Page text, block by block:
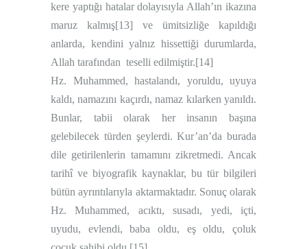
kere yaptığı hatalar dolayısıyla Allah’ın ikazına
maruz kalmış[13] ve ümitsizliğe kapıldığı
anlarda, kendini yalnız hissettiği durumlarda,
Allah tarafından teselli edilmiştir.[14]
Hz. Muhammed, hastalandı, yoruldu, uyuya
kaldı, namazını kaçırdı, namaz kılarken yanıldı.
Bunlar, tabii olarak her insanın başına
gelebilecek türden şeylerdi. Kur’an’da burada
dile getirilenlerin tamamını zikretmedi. Ancak
tarihî ve biyografik kaynaklar, bu tür bilgileri
bütün ayrıntılarıyla aktarmaktadır. Sonuç olarak
Hz. Muhammed, acıktı, susadı, yedi, içti,
uyudu, evlendi, baba oldu, eş oldu, çoluk